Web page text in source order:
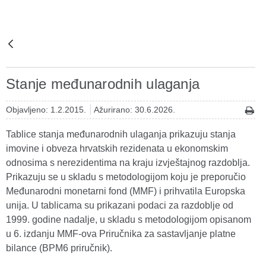
Stanje međunarodnih ulaganja
Objavljeno: 1.2.2015. Ažurirano: 30.6.2026.
Tablice stanja međunarodnih ulaganja prikazuju stanja
imovine i obveza hrvatskih rezidenata u ekonomskim
odnosima s nerezidentima na kraju izvještajnog razdoblja.
Prikazuju se u skladu s metodologijom koju je preporučio
Međunarodni monetarni fond (MMF) i prihvatila Europska
unija. U tablicama su prikazani podaci za razdoblje od
1999. godine nadalje, u skladu s metodologijom opisanom
u 6. izdanju MMF-ova Priručnika za sastavljanje platne
bilance (BPM6 priručnik).